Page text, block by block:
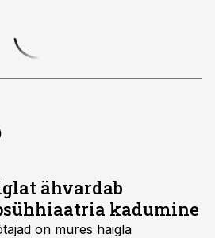
ähvardab
kadumine
on mures haigla